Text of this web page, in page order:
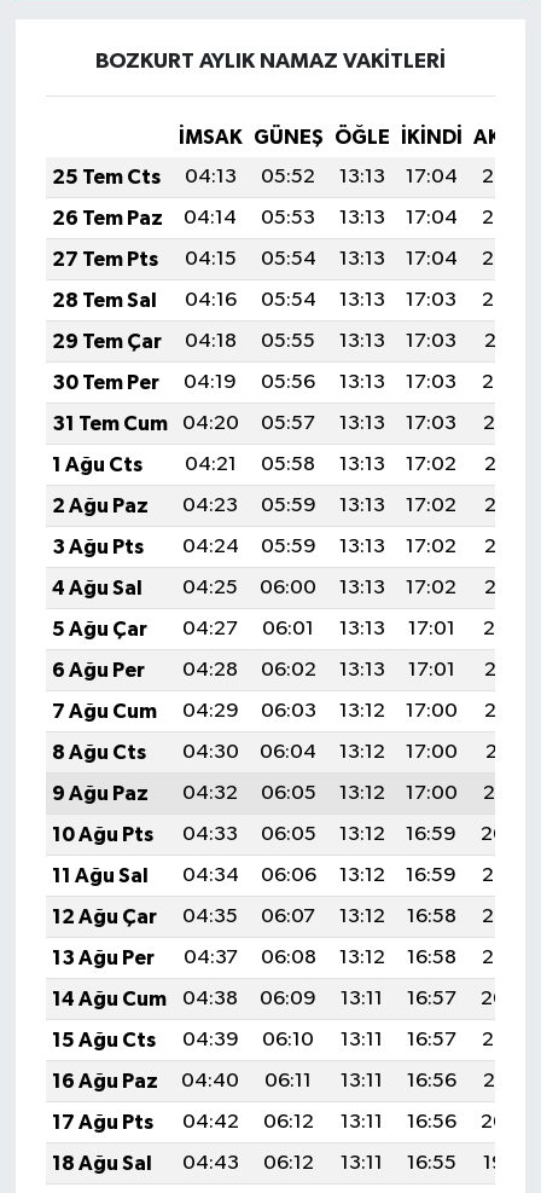
BOZKURT AYLIK NAMAZ VAKITLERI
İMSAK GÜNEŞ ÖĞLE İKINDI
25 Tem Cts
04:13 05:52 13:13 17:04
20:24
26 Tem Paz
04:14 05:53 13:13 17:04
20:24
27 Tem Pts
04:15 05:54 13:13 17:04
20:23
28 Tem Sal
04:16 05:54 13:13 17:03
20:22
29 Tem Çar
04:18 05:55 13:13 17:03
20:21
30 Tem Per
04:19 05:56 13:13 17:03
20:20
31 Tem Cum
04:20 05:57 13:13 17:03
20:19
1 Ağu Cts
04:21 05:58 13:13 17:02
20:18
2 Ağu Paz
04:23 05:59 13:13 17:02
20:17
3 Ağu Pts
04:24 05:59 13:13 17:02
20:16
4 Ağu Sal
04:25 06:00 13:13 17:02
20:15
5 Ağu Çar
04:27 06:01 13:13 17:01
20:14
6 Ağu Per
04:28 06:02 13:13 17:01
20:13
7 Ağu Cum
04:29 06:03 13:12 17:00
20:12
8 Ağu Cts
04:30 06:04 13:12 17:00
20:11
9 Ağu Paz
04:32 06:05 13:12 17:00
20:10
10 Ağu Pts
04:33 06:05 13:12 16:59
20:09
11 Ağu Sal
04:34 06:06 13:12 16:59
20:08
12 Ağu Çar
04:35 06:07 13:12 16:58
20:06
13 Ağu Per
04:37 06:08 13:12 16:58
20:05
14 Ağu Cum
04:38 06:09 13:11 16:57
20:04
15 Ağu Cts
04:39 06:10 13:11 16:57
20:03
16 Ağu Paz
04:40 06:11 13:11 16:56
20:01
17 Ağu Pts
04:42 06:12 13:11 16:56
20:00
18 Ağu Sal
04:43 06:12 13:11 16:55
19:59